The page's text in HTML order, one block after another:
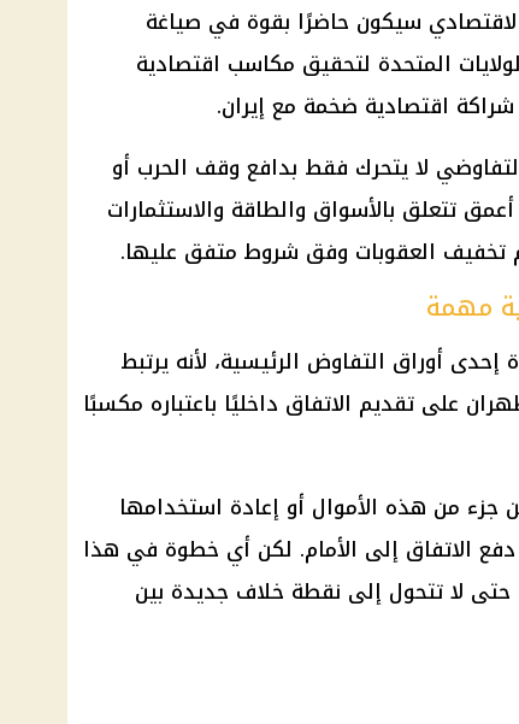
سيكون حاضرًا بقوة في صياغة
المتحدة لتحقيق مكاسب اقتصادية
اقتصادية ضخمة مع إيران.
لا يتحرك فقط بدافع وقف الحرب أو
تتعلق بالأسواق والطاقة والاستثمارات
تخفيف العقوبات وفق شروط متفق عليها.
مهمة
إحدى أوراق التفاوض الرئيسية، لأنه يرتبط
على تقديم الاتفاق داخليًا باعتباره مكسبًا
جزء من هذه الأموال أو إعادة استخدامها
الاتفاق إلى الأمام. لكن أي خطوة في هذا
حتى لا تتحول إلى نقطة خلاف جديدة بين